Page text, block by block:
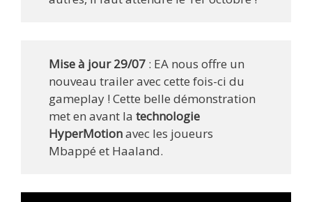
Mise à jour 29/07 : EA nous offre un
nouveau trailer avec cette fois-ci du
gameplay ! Cette belle démonstration
met en avant latechnologie
HyperMotionavec les joueurs
Mbappé et Haaland.